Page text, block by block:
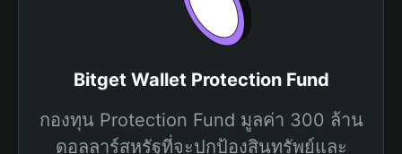
Bitget Wallet Protection Fund
กองทุน Protection Fund มูลค่า 300 ล้าน
ดอลลาร์สหรัฐที่จะปกป้องสินทรัพย์และ